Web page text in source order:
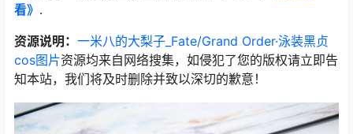
看》 .
资源说明： 一米八的大梨子_Fate/Grand Order·泳装黑贞
cos图片资源均来自网络搜集，如侵犯了您的版权请立即告
知本站，我们将及时删除并致以深切的歉意！